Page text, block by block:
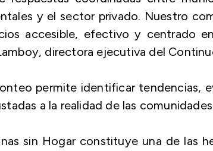
y el sector privado. Nuestro
accesible, efectivo y centrado
directora ejecutiva del
permite identificar tendencias,
a la realidad de las
sin Hogar constituye una de las